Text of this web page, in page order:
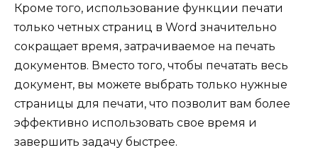
Кроме того, использование функции печати
только четных страниц в Word значительно
сокращает время, затрачиваемое на печать
документов. Вместо того, чтобы печатать весь
документ, вы можете выбрать только нужные
страницы для печати, что позволит вам более
эффективно использовать свое время и
завершить задачу быстрее.